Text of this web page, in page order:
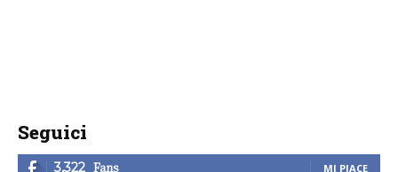
Seguici
3,322 Fans MI PIACE